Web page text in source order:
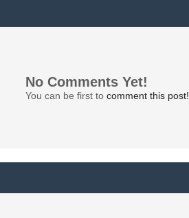
No Comments Yet!
You can be first to comment this post!